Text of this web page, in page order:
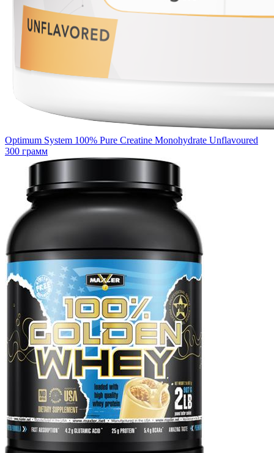
Optimum System 100% Pure Creatine Monohydrate Unflavoured
300 грамм